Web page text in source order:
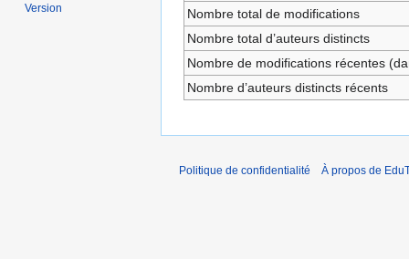
Nombre total de modifications
Nombre total d’auteurs distincts
Nombre de modifications récentes
Nombre d’auteurs distincts récents
Version
Politique de confidentialité À propos de